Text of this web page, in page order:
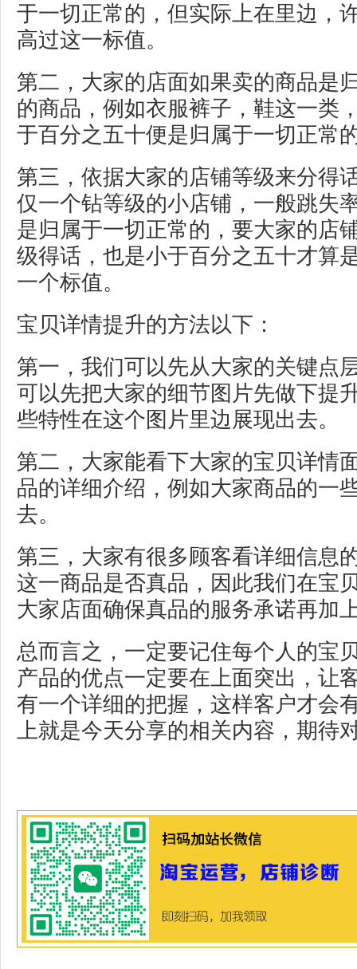
于一切正常的，但实际上在里边，
高过这一标值。
第二，大家的店面如果卖的商品是
的商品，例如衣服裤子，鞋这一类
于百分之五十便是归属于一切正常
第三，依据大家的店铺等级来分得
仅一个钻等级的小店铺，一般跳失
是归属于一切正常的，要大家的店
级得话，也是小于百分之五十才算
一个标值。
宝贝详情提升的方法以下：
第一，我们可以先从大家的关键点
可以先把大家的细节图片先做下提
些特性在这个图片里边展现出去。
第二，大家能看下大家的宝贝详情
品的详细介绍，例如大家商品的一
去。
第三，大家有很多顾客看详细信息
这一商品是否真品，因此我们在宝
大家店面确保真品的服务承诺再加
总而言之，一定要记住每个人的宝
产品的优点一定要在上面突出，让
有一个详细的把握，这样客户才会
上就是今天分享的相关内容，期待